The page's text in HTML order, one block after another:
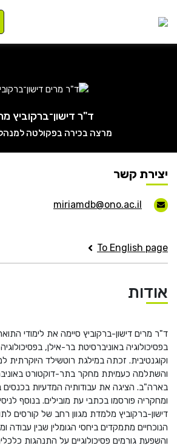
סגל
רישום
عربيه בואו נדבר
ד"ר דישון־ברקוביץ
מרצה בכירה בפקולטה
יצירת קשר
miriamdb@ono.ac.il
To English page
אודות
ד"ר מרים דישון-ברקוביץ סיימה את לימודי
בפסיכולוגיה באוניברסיטת בר-אילן,
וקוגנטיבית. זכתה במילגת רוטשילד
והשתלמה כעמיתת מחקר בתר-דוקטורט
בארה"ב. הציגה את עבודותיה המדעיות בכנסים
ומחקריה פורסמו בכתבי עת מובילים. בנוסף
דישון-ברקוביץ מלמדת מגוון רחב של קורסים
הנוכחיים מתמקדים ביחסי הגומלין שבין
והשפעת גורמים פסיכולוגיים על התנהגות